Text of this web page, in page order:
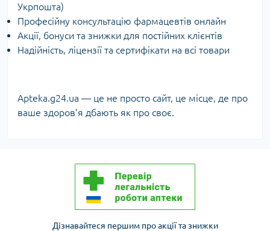
Укрпошта)
Професійну консультацію фармацевтів онлайн
Акції, бонуси та знижки для постійних клієнтів
Надійність, ліцензії та сертифікати на всі товари
Apteka.g24.ua — це не просто сайт, це місце, де про
ваше здоров’я дбають як про своє.
Дізнавайтеся першим про акції та знижки